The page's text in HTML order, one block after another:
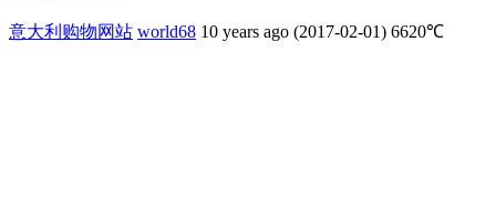
意大利购物网站 world68 10 years ago (2017-02-01) 6620℃